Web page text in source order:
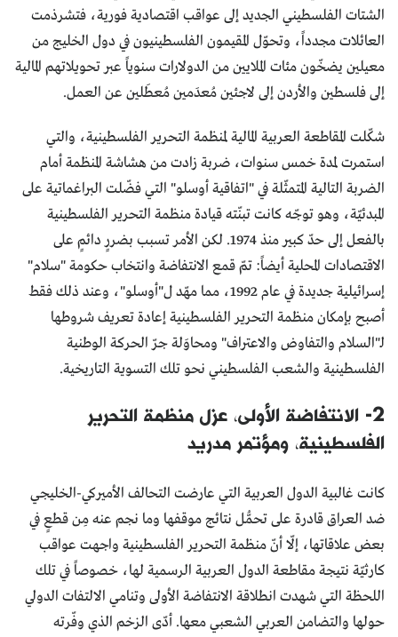
الشتات الفلسطيني الجديد إلى عواقب اقتصادية فورية، فتشرذمت
العائلات مجدداً، وتحوّل المقيمون الفلسطينيون في دول الخليج من
معيلين يضخّون مئات الملايين من الدولارات سنوياً عبر تحويلاتهم المالية
إلى فلسطين والأردن إلى لاجئين مُعدَمين مُعطَلين عن العمل.
شكّلت المقاطعة العربية المالية لمنظمة التحرير الفلسطينية، والتي
استمرت لمدة خمس سنوات، ضربة زادت من هشاشة المنظمة أمام
الضربة التالية المتمثّلة في "اتفاقية أوسلو" التي فضّلت البراغماتية على
المبدئيّة، وهو توجّه كانت تبنّته قيادة منظمة التحرير الفلسطينية
بالفعل إلى حدّ كبير منذ 1974. لكن الأمر تسبب بضررٍ دائمٍ على
الاقتصادات المحلية أيضاً: تمّ قمع الانتفاضة وانتخاب حكومة "سلام"
إسرائيلية جديدة في عام 1992، مما مهّد ل"أوسلو"، وعند ذلك فقط
أصبح بإمكان منظمة التحرير الفلسطينية إعادة تعريف شروطها
لـ"السلام والتفاوض والاعتراف" ومحاوَلة جرّ الحركة الوطنية
الفلسطينية والشعب الفلسطيني نحو تلك التسوية التاريخية.
2- الانتفاضة الأولى، عزل منظمة التحرير
الفلسطينية، ومؤتمر مدريد
كانت غالبية الدول العربية التي عارضت التحالف الأميركي-الخليجي
ضد العراق قادرة على تحمُّل نتائج موقفها وما نجم عنه مِن قطعٍ في
بعض علاقاتها، إلّا أنّ منظمة التحرير الفلسطينية واجهت عواقب
كارثيّة نتيجة مقاطعة الدول العربية الرسمية لها، خصوصاً في تلك
اللحظة التي شهدت انطلاقة الانتفاضة الأولى وتنامي الالتفات الدولي
حولها والتضامن العربي الشعبي معها. أدّى الزخم الذي وفّرته